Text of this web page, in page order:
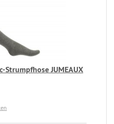
Strumpfhose JUMEAUX